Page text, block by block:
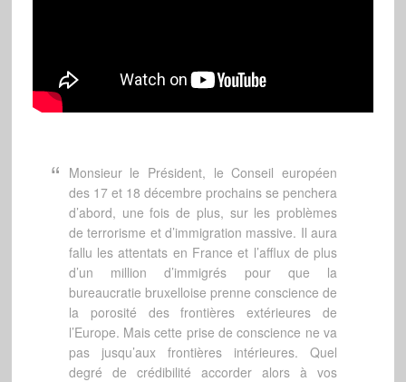
Monsieur le Président, le Conseil européen
des 17 et 18 décembre prochains se penchera
d’abord, une fois de plus, sur les problèmes
de terrorisme et d’immigration massive. Il aura
fallu les attentats en France et l’afflux de plus
d’un million d’immigrés pour que la
bureaucratie bruxelloise prenne conscience de
la porosité des frontières extérieures de
l’Europe. Mais cette prise de conscience ne va
pas jusqu’aux frontières intérieures. Quel
degré de crédibilité accorder alors à vos